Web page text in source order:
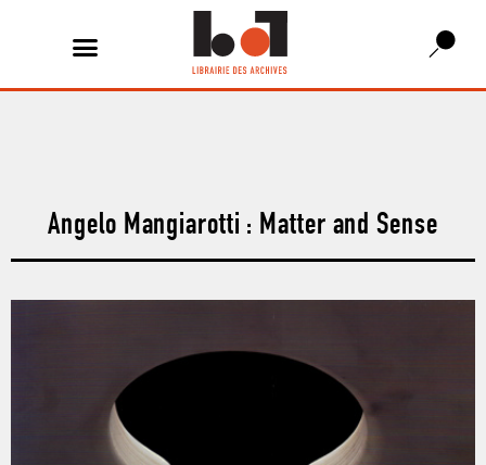
Angelo Mangiarotti : Matter and Sense